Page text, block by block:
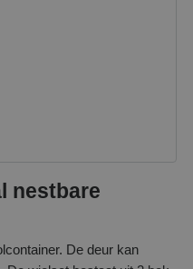
nestbare
De deur kan